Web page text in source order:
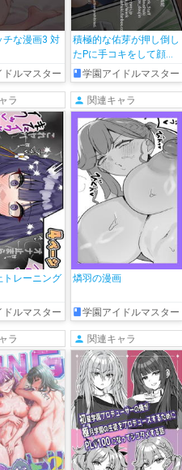
チな漫画3 対
ドルマスター
積極的な佑芽が押し倒し
たPに手コキをして顔射
されたり、おま◯こに舌
を入れられながらフェラ
をして口内射精される♡
学園アイドルマスター
ラ
トレーニング
ドルマスター
関連キャラ
燐羽の漫画
学園アイドルマスター
ラ 関連キャラ